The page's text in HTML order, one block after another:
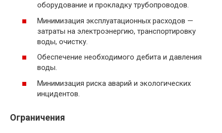
оборудование и прокладку трубопроводов.
Минимизация эксплуатационных расходов —
затраты на электроэнергию, транспортировку
воды, очистку.
Обеспечение необходимого дебита и давления
воды.
Минимизация риска аварий и экологических
инцидентов.
Ограничения